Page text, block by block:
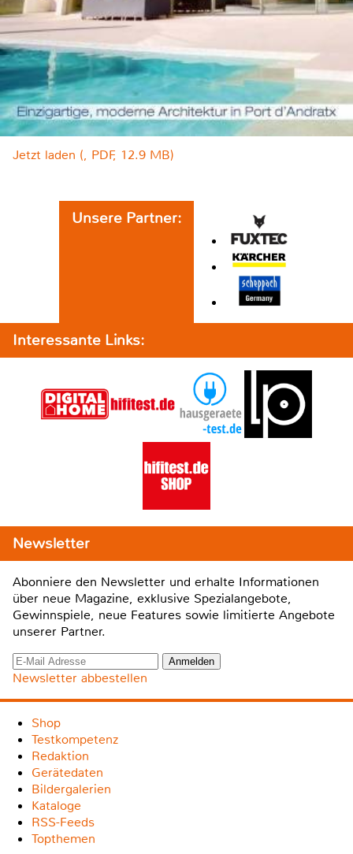
Jetzt laden (, PDF, 12.9 MB)
Unsere Partner:
Interessante Links:
Newsletter
Abonniere den Newsletter und erhalte Informationen
über neue Magazine, exklusive Spezialangebote,
Gewinnspiele, neue Features sowie limitierte Angebote
unserer Partner.
Newsletter abbestellen
Shop
Testkompetenz
Redaktion
Gerätedaten
Bildergalerien
Kataloge
RSS-Feeds
Topthemen